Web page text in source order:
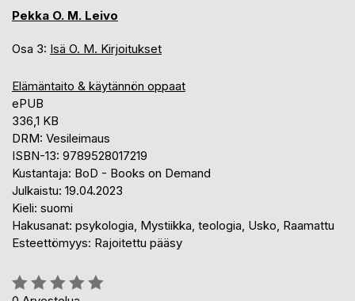
Pekka O. M. Leivo
Osa 3: Isä O. M. Kirjoitukset
Elämäntaito & käytännön oppaat
ePUB
336,1 KB
DRM: Vesileimaus
ISBN-13: 9789528017219
Kustantaja: BoD - Books on Demand
Julkaistu: 19.04.2023
Kieli: suomi
Hakusanat: psykologia, Mystiikka, teologia, Usko, Raamattu
Esteettömyys: Rajoitettu pääsy
Arvostelu::